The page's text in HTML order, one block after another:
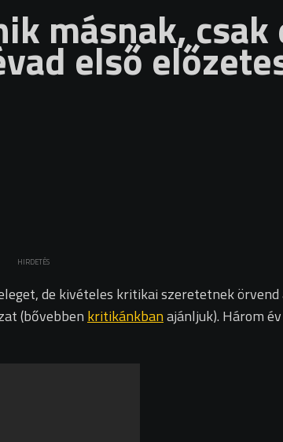
másnak,
első
HIRDETÉS
de kivételes kritikai szeretetnek
(bővebben kritikánkbanajánljuk). Három